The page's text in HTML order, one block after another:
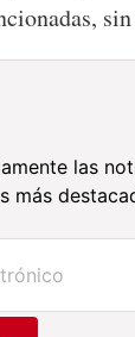
las
más